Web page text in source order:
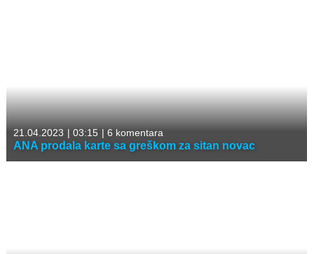
21.04.2023 | 03:15 | 6 komentara
ANA prodala karte sa greškom za sitan novac